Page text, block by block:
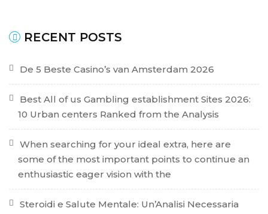
RECENT POSTS
De 5 Beste Casino’s van Amsterdam 2026
Best All of us Gambling establishment Sites 2026:
10 Urban centers Ranked from the Analysis
When searching for your ideal extra, here are
some of the most important points to continue an
enthusiastic eager vision with the
Steroidi e Salute Mentale: Un’Analisi Necessaria